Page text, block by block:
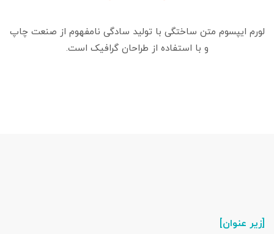
لورم ایپسوم متن ساختگی با تولید سادگی نامفهوم از صنعت چاپ
و با استفاده از طراحان گرافیک است.
[زیر عنوان]